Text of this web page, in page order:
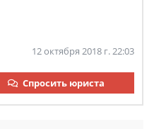
12 октября 2018 г. 22:03
Спросить юриста